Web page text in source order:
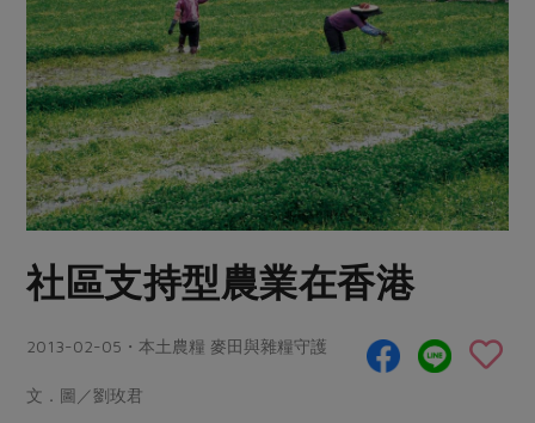
芽苗類 蕈菇類
辛香料類
奶蛋豆・五穀
蛋 乳製品
豆製品 米麵雜糧
肉品・水產
米食
麵食
肉食
海鮮
常備菜
蛋料理
預購活動
把最好的台灣味帶回家！
防災用品預購圓滿結束
2026年端午節預購圓滿結束
更多預購活動
當季產品
傳到心坎裡，誠心又澎派
合作25-經典快閃最後一週
綠主張
觀點文章
主婦食堂 一籃菜真心話
社內大小事 合作聯合國
樂齡生活 親子食育
關注議題
關於合作社
認識合作社
關於我們
合作社組織
員工與求才
產品檢驗
重要公告
社區支持型農業在香港
2013-02-05・本土農糧 麥田與雜糧守護
文．圖／劉玫君